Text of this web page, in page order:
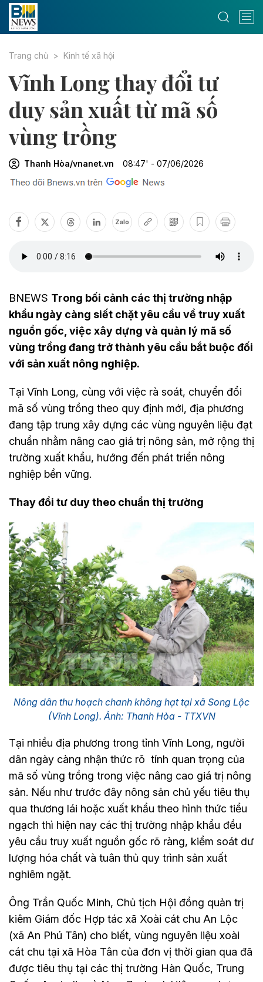
Trang chủ Kinh tế xã hội
Vĩnh Long thay đổi tư
duy sản xuất từ mã số
vùng trồng
Thanh Hòa/vnanet.vn 08:47' - 07/06/2026
Zalo
BNEWS Trong bối cảnh các thị trường nhập
khẩu ngày càng siết chặt yêu cầu về truy xuất
nguồn gốc, việc xây dựng và quản lý mã số
vùng trồng đang trở thành yêu cầu bắt buộc đối
với sản xuất nông nghiệp.
Tại Vĩnh Long, cùng với việc rà soát, chuyển đổi
mã số vùng trồng theo quy định mới, địa phương
đang tập trung xây dựng các vùng nguyên liệu đạt
chuẩn nhằm nâng cao giá trị nông sản, mở rộng thị
trường xuất khẩu, hướng đến phát triển nông
nghiệp bền vững.
Thay đổi tư duy theo chuẩn thị trường
Nông dân thu hoạch chanh không hạt tại xã Song Lộc
(Vĩnh Long). Ảnh: Thanh Hòa - TTXVN
Tại nhiều địa phương trong tỉnh Vĩnh Long, người
dân ngày càng nhận thức rõ tính quan trọng của
mã số vùng trồng trong việc nâng cao giá trị nông
sản. Nếu như trước đây nông sản chủ yếu tiêu thụ
qua thương lái hoặc xuất khẩu theo hình thức tiểu
ngạch thì hiện nay các thị trường nhập khẩu đều
yêu cầu truy xuất nguồn gốc rõ ràng, kiểm soát dư
lượng hóa chất và tuân thủ quy trình sản xuất
nghiêm ngặt.
Ông Trần Quốc Minh, Chủ tịch Hội đồng quản trị
kiêm Giám đốc Hợp tác xã Xoài cát chu An Lộc
(xã An Phú Tân) cho biết, vùng nguyên liệu xoài
cát chu tại xã Hòa Tân của đơn vị thời gian qua đã
được tiêu thụ tại các thị trường Hàn Quốc, Trung